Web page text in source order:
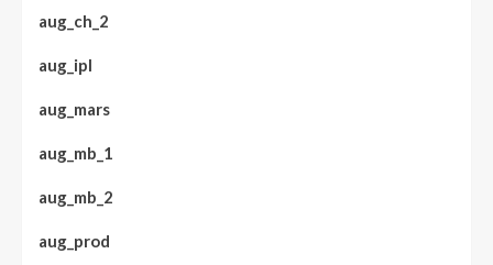
aug_ch_2
aug_ipl
aug_mars
aug_mb_1
aug_mb_2
aug_prod